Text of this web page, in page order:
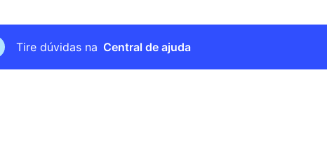
Tire dúvidas na Central de ajuda